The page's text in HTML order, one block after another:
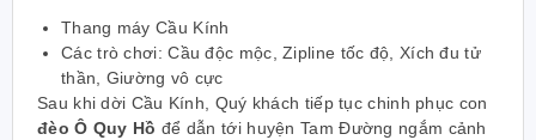
Thang máy Cầu Kính
Các trò chơi: Cầu độc mộc, Zipline tốc độ, Xích đu tử
thần, Giường vô cực
Sau khi dời Cầu Kính, Quý khách tiếp tục chinh phục con
đèo Ô Quy Hồ để dẫn tới huyện Tam Đường ngắm cảnh